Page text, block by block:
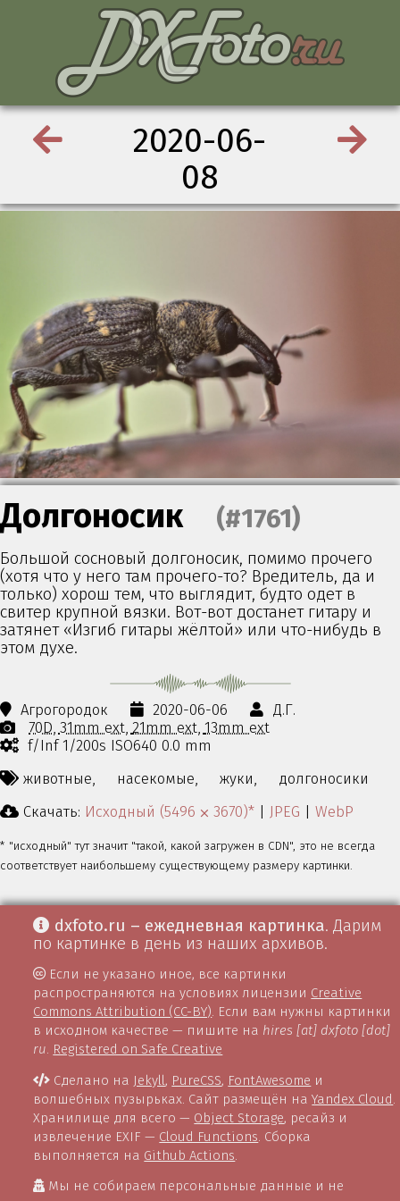
2020-06-
08
Долгоносик (#1761)
Большой сосновый долгоносик, помимо прочего
(хотя что у него там прочего-то? Вредитель, да и
только) хорош тем, что выглядит, будто одет в
свитер крупной вязки. Вот-вот достанет гитару и
затянет «Изгиб гитары жёлтой» или что-нибудь в
этом духе.
Агрогородок 2020-06-06
Д.Г.
70D 31mm ext 21mm ext 13mm ext
f/Inf 1/200s ISO640 0.0 mm
животные,
насекомые, жуки,
долгоносики
Скачать: Исходный (5496 ⨉ 3670)* | JPEG | WebP
* "исходный" тут значит "такой, какой загружен в CDN", это не всегда
соответствует наибольшему существующему размеру картинки.
dxfoto.ru – ежедневная картинка. Дарим
по картинке в день из наших архивов.
Если не указано иное, все картинки
распространяются на условиях лицензии Creative
Commons Attribution (CC-BY). Если вам нужны картинки
в исходном качестве — пишите на hires [at] dxfoto [dot]
ru. Registered on Safe Creative
Сделано на Jekyll, PureCSS, FontAwesome и
волшебных пузырьках. Сайт размещён наYandex Cloud
Хранилище для всего — Object Storage, ресайз и
извлечение EXIF — Cloud Functions . Сборка
выполняется на Github Actions
Мы не собираем персональные данные и не